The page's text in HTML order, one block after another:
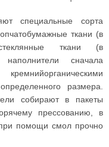
специальные сорта
ткани (в
ткани (в
наполнители сначала
размера.
собирают в пакеты
прессованию, в
помощи смол прочно